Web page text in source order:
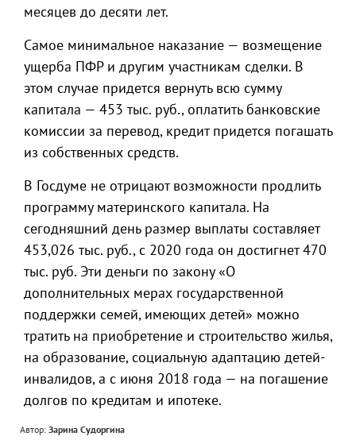
месяцев до десяти лет.
Самое минимальное наказание — возмещение
ущерба ПФР и другим участникам сделки. В
этом случае придется вернуть всю сумму
капитала — 453 тыс. руб., оплатить банковские
комиссии за перевод, кредит придется погашать
из собственных средств.
В Госдуме не отрицают возможности продлить
программу материнского капитала. На
сегодняшний день размер выплаты составляет
453,026 тыс. руб., с 2020 года он достигнет 470
тыс. руб. Эти деньги по закону «О
дополнительных мерах государственной
поддержки семей, имеющих детей» можно
тратить на приобретение и строительство жилья,
на образование, социальную адаптацию детей-
инвалидов, а с июня 2018 года — на погашение
долгов по кредитам и ипотеке.
Автор: Зарина Судоргина